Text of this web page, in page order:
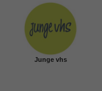
Junge vhs